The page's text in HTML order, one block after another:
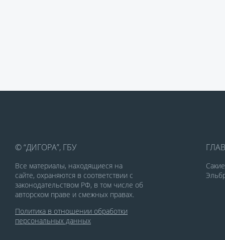
© “ДИГОРА”, ГБУ
Все материалы, находящиеся на
сайте, охраняются в соответствии с
законодательством РФ, в том числе об
авторском праве и смежных правах.
Политика в отношении обработки
персональных данных